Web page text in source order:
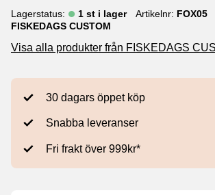
Lagerstatus 1 st i lager Artikelnr FOX05
FISKEDAGS CUSTOM
Visa alla produkter från FISKEDAGS
30 dagars öppet köp
Snabba leveranser
Fri frakt över 999kr*